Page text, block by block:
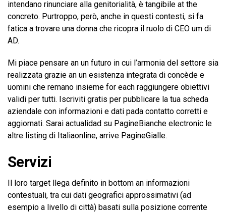
intendano rinunciare alla genitorialità, è tangibile at the
concreto. Purtroppo, però, anche in questi contesti, si fa
fatica a trovare una donna che ricopra il ruolo di CEO um di
AD.
Mi piace pensare an un futuro in cui l’armonia del settore sia
realizzata grazie an un esistenza integrata di concède e
uomini che remano insieme for each raggiungere obiettivi
validi per tutti. Iscriviti gratis per pubblicare la tua scheda
aziendale con informazioni e dati pada contatto corretti e
aggiornati. Sarai actualidad su PagineBianche electronic le
altre listing di Italiaonline, arrive PagineGialle.
Servizi
Il loro target llega definito in bottom an informazioni
contestuali, tra cui dati geografici approssimativi (ad
esempio a livello di città) basati sulla posizione corrente